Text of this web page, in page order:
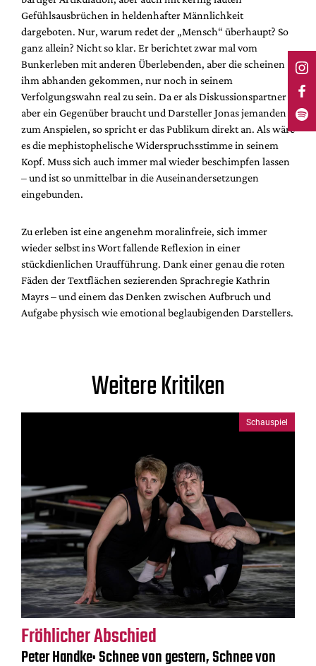
Gefühlsausbrüchen in heldenhafter Männlichkeit
dargeboten. Nur, warum redet der „Mensch“ überhaupt? So
ganz allein? Nicht so klar. Er berichtet zwar mal vom
Bunkerleben mit anderen Überlebenden, aber die scheinen
ihm abhanden gekommen, nur noch in seinem
Verfolgungswahn real zu sein. Da er als Diskussionspartner
aber ein Gegenüber braucht und Darsteller Jonas jemanden
zum Anspielen, so spricht er das Publikum direkt an. Als wäre
es die mephistophelische Widerspruchsstimme in seinem
Kopf. Muss sich auch immer mal wieder beschimpfen lassen
– und ist so unmittelbar in die Auseinandersetzungen
eingebunden.
Zu erleben ist eine angenehm moralinfreie, sich immer
wieder selbst ins Wort fallende Reflexion in einer
stückdienlichen Uraufführung. Dank einer genau die roten
Fäden der Textflächen sezierenden Sprachregie Kathrin
Mayrs – und einem das Denken zwischen Aufbruch und
Aufgabe physisch wie emotional beglaubigenden Darstellers.
Weitere Kritiken
Schauspiel
Fröhlicher Abschied
Peter Handke: Schnee von gestern, Schnee von